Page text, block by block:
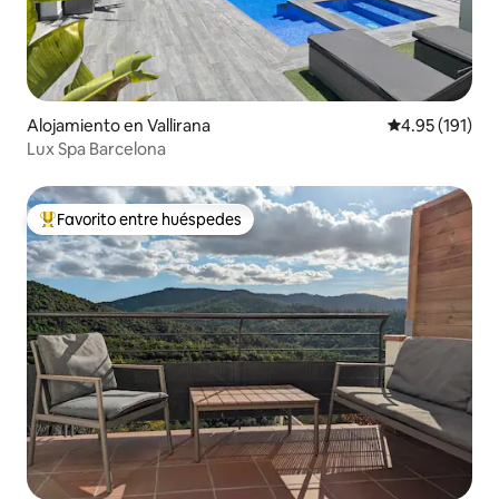
Alojamiento en Vallirana Calificación
4.95 (191)
Lux Spa Barcelona
Favorito entre huéspedes preferido
Favorito entre huéspedes